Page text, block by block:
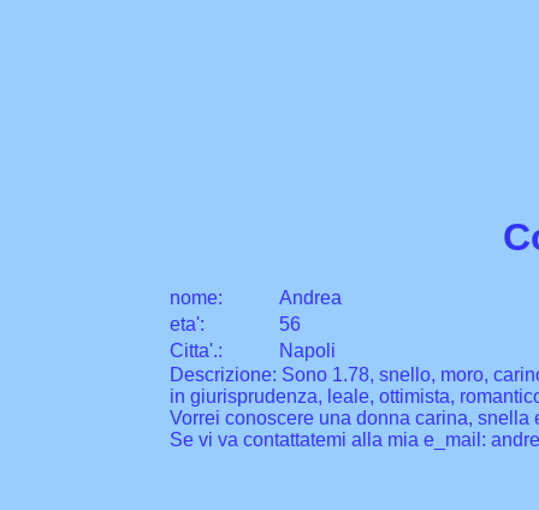
nome:
Andrea
eta':
56
Citta'.:
Napoli
Descrizione: Sono 1.78, snello, moro,
in giurisprudenza, leale, ottimista,
Vorrei conoscere una donna carina, snella
Se vi va contattatemi alla mia e_mail: